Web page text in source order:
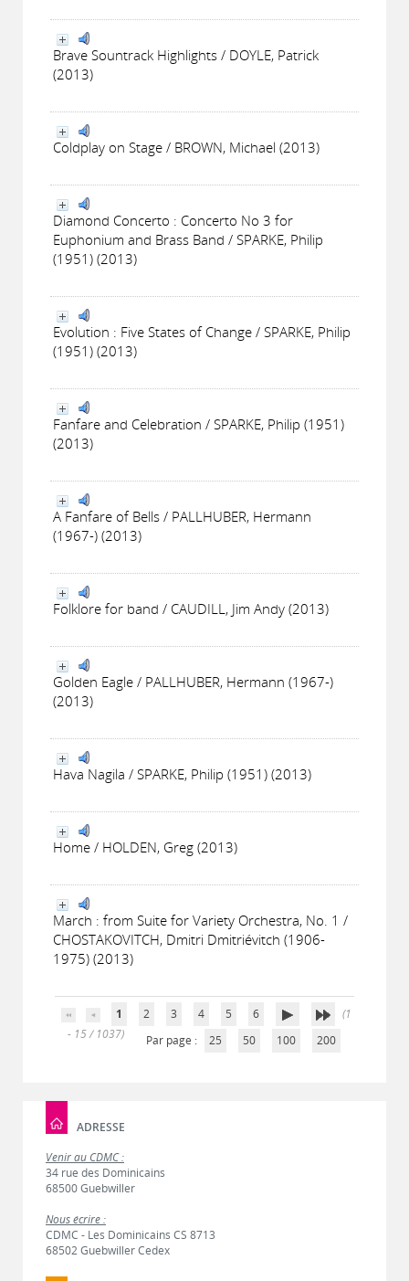
Brave Sountrack Highlights / DOYLE, Patrick
(2013)
Coldplay on Stage / BROWN, Michael (2013)
Diamond Concerto : Concerto No 3 for
Euphonium and Brass Band / SPARKE, Philip
(1951) (2013)
Evolution : Five States of Change / SPARKE, Philip
(1951) (2013)
Fanfare and Celebration / SPARKE, Philip (1951)
(2013)
A Fanfare of Bells / PALLHUBER, Hermann
(1967-) (2013)
Folklore for band / CAUDILL, Jim Andy (2013)
Golden Eagle / PALLHUBER, Hermann (1967-)
(2013)
Hava Nagila / SPARKE, Philip (1951) (2013)
Home / HOLDEN, Greg (2013)
March : from Suite for Variety Orchestra, No. 1 /
CHOSTAKOVITCH, Dmitri Dmitriévitch (1906-
1975) (2013)
1 2 3 4 5 6
(1
- 15 / 1037)
Par page : 25 50 100 200
ADRESSE
Venir au CDMC :
34 rue des Dominicains
68500 Guebwiller
Nous écrire :
CDMC - Les Dominicains CS 8713
68502 Guebwiller Cedex